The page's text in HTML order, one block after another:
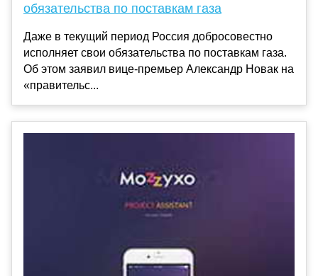
обязательства по поставкам газа
Даже в текущий период Россия добросовестно
исполняет свои обязательства по поставкам газа.
Об этом заявил вице-премьер Александр Новак на
«правительс...